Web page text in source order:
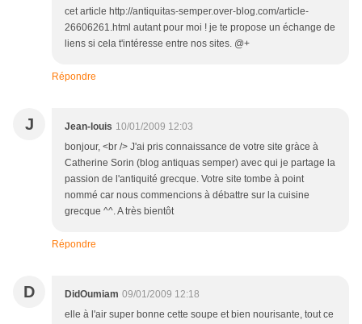
cet article http://antiquitas-semper.over-blog.com/article-
26606261.html autant pour moi ! je te propose un échange de
liens si cela t'intéresse entre nos sites. @+
Répondre
J Jean-louis 10/01/2009 12:03
bonjour, <br /> J'ai pris connaissance de votre site gràce à
Catherine Sorin (blog antiquas semper) avec qui je partage la
passion de l'antiquité grecque. Votre site tombe à point
nommé car nous commencions à débattre sur la cuisine
grecque ^^. A très bientôt
Répondre
D DidOumiam 09/01/2009 12:18
elle à l'air super bonne cette soupe et bien nourisante, tout ce